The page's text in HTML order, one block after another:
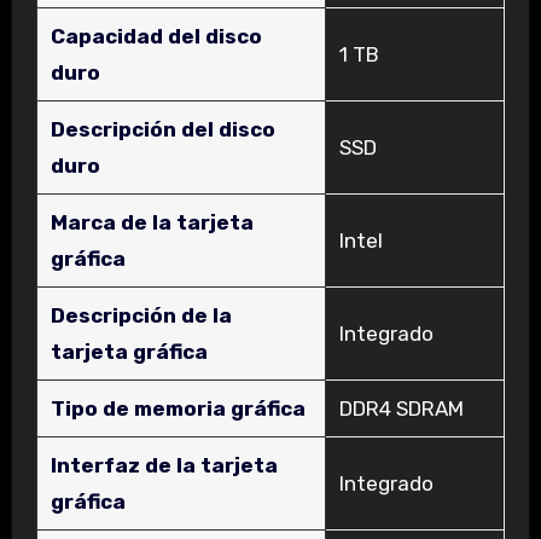
Capacidad del disco
duro
‎1 TB
Descripción del disco
duro
‎SSD
Marca de la tarjeta
gráfica
‎Intel
Descripción de la
tarjeta gráfica
‎Integrado
Tipo de memoria gráfica ‎DDR4 SDRAM
Interfaz de la tarjeta
gráfica
‎Integrado